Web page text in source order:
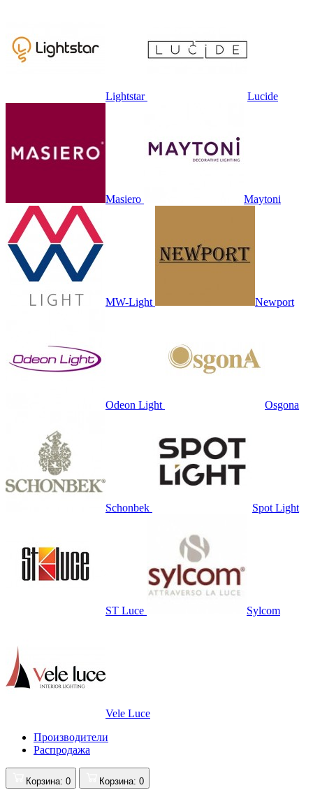
Lightstar Lucide
Masiero Maytoni
MW-Light Newport
Odeon Light Osgona
Schonbek Spot Light
ST Luce Sylcom
Vele Luce
Производители
Распродажа
Корзина: 0 Корзина: 0